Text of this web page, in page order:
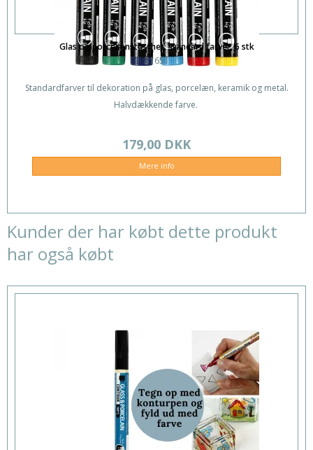
Glas og porcelænstuscher, standard farver, 6 stk
31651
Standardfarver til dekoration på glas, porcelæn, keramik og metal.
Halvdækkende farve.
179,00 DKK
Mere info
Kunder der har købt dette produkt
har også købt